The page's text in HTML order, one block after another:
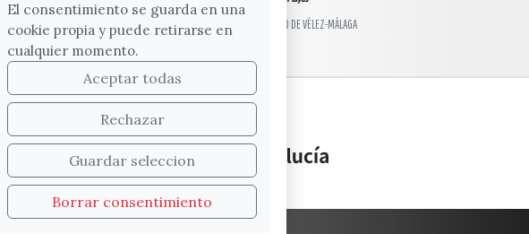
Torre del Mar
© EXCMO. AYUNTAMIENTO DE VÉLEZ-MÁLAGA
El consentimiento se guarda en una
cookie propia y puede retirarse en
cualquier momento.
Aceptar todas
Rechazar
Guardar seleccion
Borrar consentimiento